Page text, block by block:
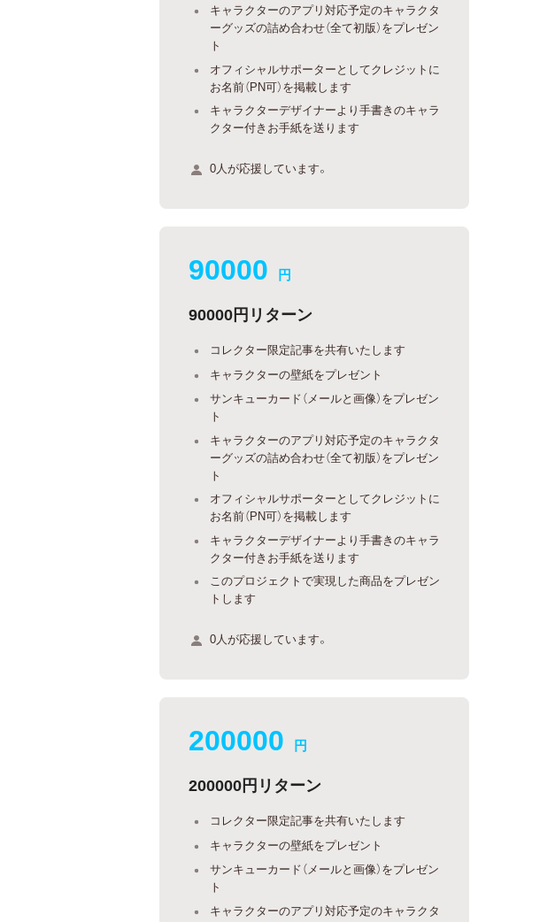
キャラクターのアプリ対応予定のキャラクタ
ーグッズの詰め合わせ（全て初版）をプレゼン
ト
オフィシャルサポーターとしてクレジットに
お名前（PN可）を掲載します
キャラクターデザイナーより手書きのキャラ
クター付きお手紙を送ります
0人が応援しています。
90000 円
90000円リターン
コレクター限定記事を共有いたします
キャラクターの壁紙をプレゼント
サンキューカード（メールと画像）をプレゼン
ト
キャラクターのアプリ対応予定のキャラクタ
ーグッズの詰め合わせ（全て初版）をプレゼン
ト
オフィシャルサポーターとしてクレジットに
お名前（PN可）を掲載します
キャラクターデザイナーより手書きのキャラ
クター付きお手紙を送ります
このプロジェクトで実現した商品をプレゼン
トします
0人が応援しています。
200000 円
200000円リターン
コレクター限定記事を共有いたします
キャラクターの壁紙をプレゼント
サンキューカード（メールと画像）をプレゼン
ト
キャラクターのアプリ対応予定のキャラクタ